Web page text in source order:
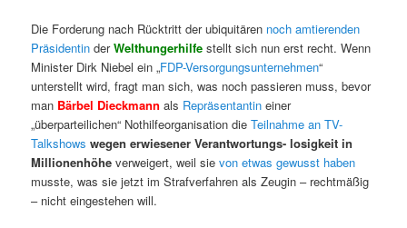
Die Forderung nach Rücktritt der ubiquitären noch amtierenden
Präsidentin derWelthungerhilfe stellt sich nun erst recht. Wenn
Minister Dirk Niebel ein „FDP-Versorgungsunternehmen“
unterstellt wird, fragt man sich, was noch passieren muss, bevor
man Bärbel Dieckmannals Repräsentantin einer
„überparteilichen“ Nothilfeorganisation dieTeilnahme an TV-
Talkshows wegen erwiesener Verantwortungs- losigkeit in
Millionenhöheverweigert, weil sievon etwas gewusst haben
musste, was sie jetzt im Strafverfahren als Zeugin – rechtmäßig
– nicht eingestehen will.